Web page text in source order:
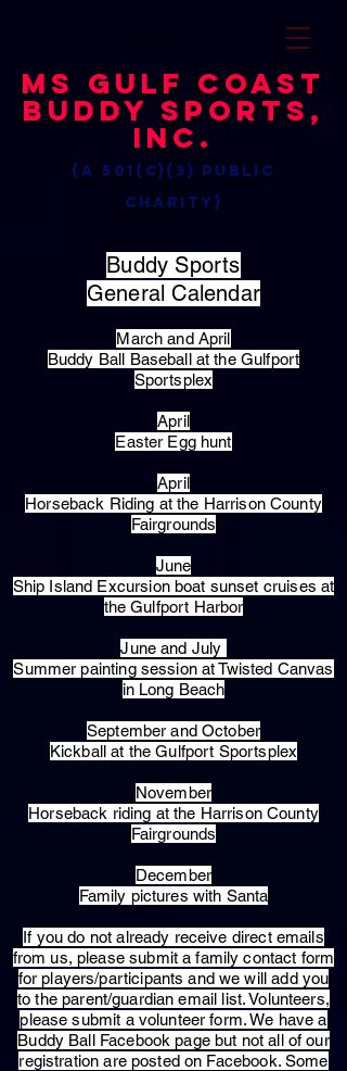
MS Gulf Coast
Buddy Sports,
Inc.
(a 501(c)(3) public
charity)
Buddy Sports
General Calendar
March and April
Buddy Ball Baseball at the Gulfport
Sportsplex
April
Easter Egg hunt
April
Horseback Riding at the Harrison County
Fairgrounds
June
Ship Island Excursion boat sunset cruises at
the Gulfport Harbor
June and July
Summer painting session at Twisted Canvas
in Long Beach
September and October
Kickball at the Gulfport Sportsplex
November
Horseback riding at the Harrison County
Fairgrounds
December
Family pictures with Santa
​If you do not already receive direct emails
from us, please submit a family contact form
for players/participants and we will add you
to the parent/guardian email list. Volunteers,
please submit a volunteer form. We have a
Buddy Ball Facebook page but not all of our
registration are posted on Facebook. Some